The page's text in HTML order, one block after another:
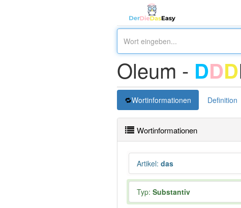
Oleum - DDD
Wortinformationen Definition
Wortinformationen
Artikel: das
Typ: Substantiv